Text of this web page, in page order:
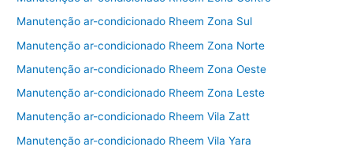
Manutenção ar-condicionado Rheem Zona Sul
Manutenção ar-condicionado Rheem Zona Norte
Manutenção ar-condicionado Rheem Zona Oeste
Manutenção ar-condicionado Rheem Zona Leste
Manutenção ar-condicionado Rheem Vila Zatt
Manutenção ar-condicionado Rheem Vila Yara